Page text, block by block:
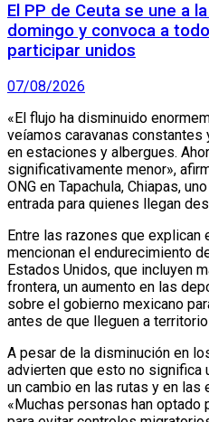
El PP de Ceuta se une a
domingo y convoca a
participar unidos
07/08/2026
«El flujo ha disminuido
veíamos caravanas constantes
en estaciones y albergues.
significativamente menor»,
ONG en Tapachula, Chiapas,
entrada para quienes llegan
Entre las razones que
mencionan el endurecimiento
Estados Unidos, que incluyen
frontera, un aumento en las
sobre el gobierno mexicano
antes de que lleguen a
A pesar de la disminución en
advierten que esto no significa
un cambio en las rutas y en
«Muchas personas han